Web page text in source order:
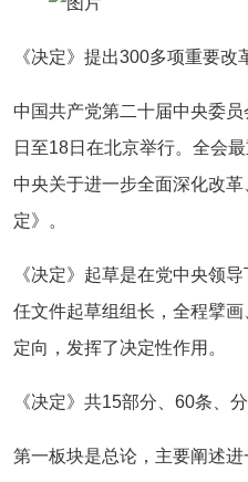
《决定》提出300多项重要
中国共产党第二十届中央委
日至18日在北京举行。全会
中央关于进一步全面深化改
定》。
《决定》起草是在党中央领
任文件起草组组长，全程擘
定向，发挥了决定性作用
《决定》共15部分、60条
第一板块是总论，主要阐述